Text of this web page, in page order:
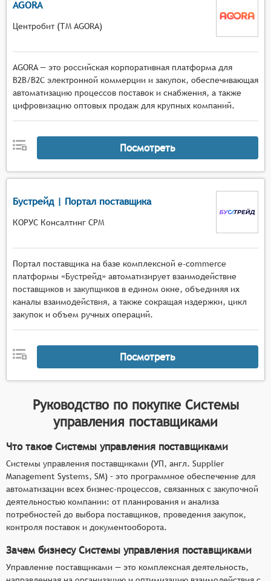
AGORA
Центробит (ТМ AGORA)
AGORA — это российская корпоративная платформа для
B2B/B2C электронной коммерции и закупок, обеспечивающая
автоматизацию процессов поставок и снабжения, а также
цифровизацию оптовых продаж для крупных компаний.
Посмотреть
Бустрейд | Портал поставщика
КОРУС Консалтинг СРМ
Портал поставщика на базе комплексной e-commerce
платформы «Бустрейд» автоматизирует взаимодействие
поставщиков и закупщиков в едином окне, объединяя их
каналы взаимодействия, а также сокращая издержки, цикл
закупок и объем ручных операций.
Посмотреть
Руководство по покупке Системы
управления поставщиками
Что такое Системы управления поставщиками
Системы управления поставщиками (УП, англ. Supplier
Management Systems, SM) – это программное обеспечение для
автоматизации всех бизнес-процессов, связанных с закупочной
деятельностью компании: от планирования и анализа
потребностей до выбора поставщиков, проведения закупок,
контроля поставок и документооборота.
Зачем бизнесу Системы управления поставщиками
Управление поставщиками — это комплексная деятельность,